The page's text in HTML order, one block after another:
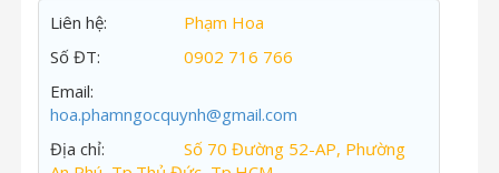
Liên hệ:
Phạm Hoa
Số ĐT:
0902 716 766
Email:
hoa.phamngocquynh@gmail.com
Địa chỉ:
Số 70 Đường 52-AP, Phường